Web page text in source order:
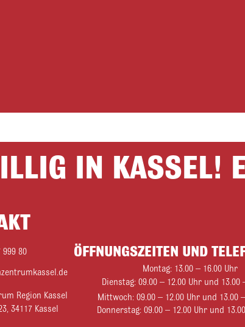
IN KASSEL!
999 80
Region Kassel
34117 Kassel
ÖFFNUNGSZEITEN UND
Montag: 13.00 – 16.00 Uhr
Dienstag: 09.00 – 12.00 Uhr und 13.00
Mittwoch: 09.00 – 12.00 Uhr und 13.00
Donnerstag: 09.00 – 12.00 Uhr und